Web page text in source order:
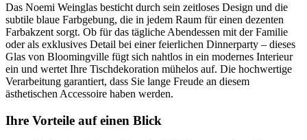
Das Noemi Weinglas besticht durch sein zeitloses Design und die
subtile blaue Farbgebung, die in jedem Raum für einen dezenten
Farbakzent sorgt. Ob für das tägliche Abendessen mit der Familie
oder als exklusives Detail bei einer feierlichen Dinnerparty – dieses
Glas von Bloomingville fügt sich nahtlos in ein modernes Interieur
ein und wertet Ihre Tischdekoration mühelos auf. Die hochwertige
Verarbeitung garantiert, dass Sie lange Freude an diesem
ästhetischen Accessoire haben werden.
Ihre Vorteile auf einen Blick